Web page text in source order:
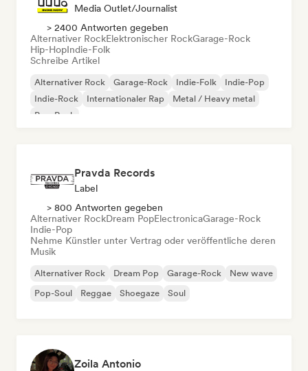
Media Outlet/Journalist
> 2400 Antworten gegeben
Alternativer RockElektronischer RockGarage-Rock
Hip-HopIndie-Folk
Schreibe Artikel
Alternativer Rock Garage-Rock Indie-Folk
Indie-Pop
Indie-Rock
Internationaler Rap
Metal / Heavy metal
Pop-Rock
Pravda Records
Label
> 800 Antworten gegeben
Alternativer RockDream PopElectronicaGarage-Rock
Indie-Pop
Nehme Künstler unter Vertrag oder veröffentliche deren
Musik
Alternativer Rock Dream Pop Garage-Rock
New wave
Pop-Soul
Reggae Shoegaze Soul
Zoila Antonio